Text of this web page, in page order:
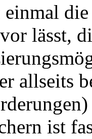
einmal
lässt,
allseits
ist